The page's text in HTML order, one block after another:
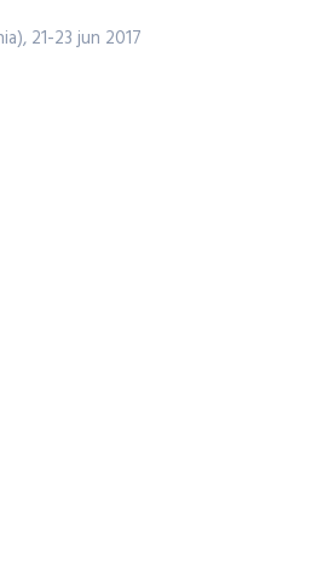
21-23 jun 2017